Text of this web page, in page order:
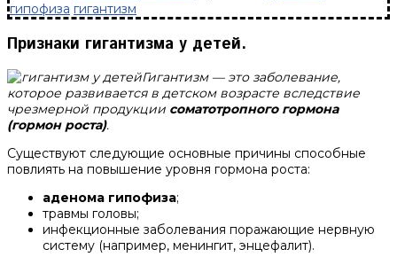
гипофиза гигантизм
Признаки гигантизма у детей.
Гигантизм — это заболевание,
которое развивается в детском возрасте вследствие
чрезмерной продукции соматотропного гормона
(гормон роста).
Существуют следующие основные причины способные
повлиять на повышение уровня гормона роста:
аденома гипофиза;
травмы головы;
инфекционные заболевания поражающие нервную
систему (например, менингит, энцефалит).